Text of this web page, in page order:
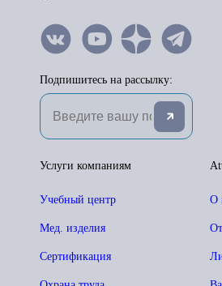
Подпишитесь на рассылку:
О
Услуги компаниям
Учебный центр
Мед. изделия
Сертификация